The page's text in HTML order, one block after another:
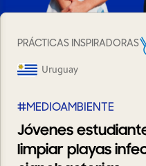
PRÁCTICAS INSPIRADORAS
Uruguay
#MEDIOAMBIENTE
Jóvenes
limpiar playas